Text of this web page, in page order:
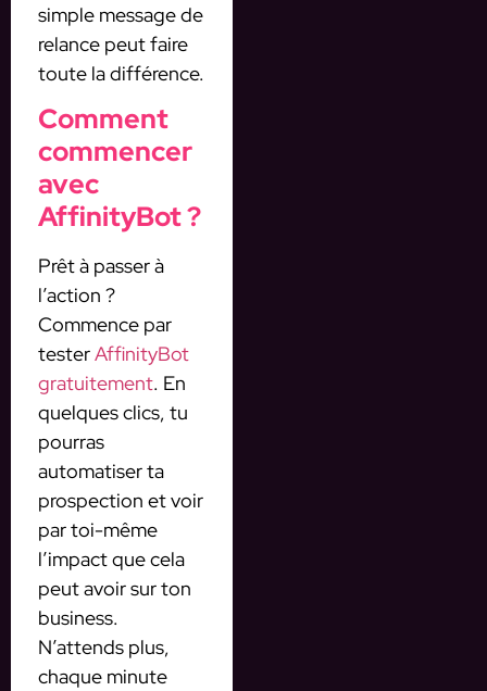
simple message de
relance peut faire
toute la différence.
Comment
commencer
avec
AffinityBot ?
Prêt à passer à
l’action ?
Commence par
testerAffinityBot
gratuitement. En
quelques clics, tu
pourras
automatiser ta
prospection et voir
par toi-même
l’impact que cela
peut avoir sur ton
business.
N’attends plus,
chaque minute